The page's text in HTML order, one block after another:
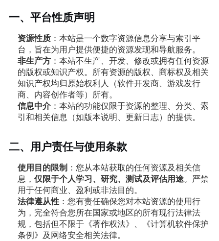
一、平台性质声明
资源性质：本站是一个数字资源信息分享与索引平
台，旨在为用户提供便捷的资源发现和导航服务。
非生产方：本站不生产、开发、修改或拥有任何资源
的版权或知识产权。所有资源的版权、商标权及相关
知识产权均归原始权利人（软件开发商、游戏发行
商、内容创作者等）所有。
信息中介：本站的功能仅限于资源的整理、分类、索
引和相关信息（如版本说明、更新日志）的提供。
二、用户责任与使用条款
使用目的限制 ：您从本站获取的任何资源及相关信
息， 仅限于个人学习、研究、测试及评估用途。严禁
用于任何商业、盈利或非法目的。
法律遵从性：您有责任确保您对本站资源的使用行
为，完全符合您所在国家或地区的所有现行法律法
规，包括但不限于《著作权法》、《计算机软件保护
条例》及网络安全相关法律。